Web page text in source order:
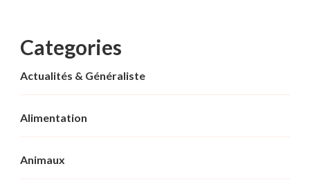
Categories
Actualités & Généraliste
Alimentation
Animaux